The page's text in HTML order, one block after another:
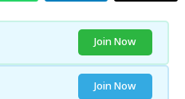
Join Now
Join Now